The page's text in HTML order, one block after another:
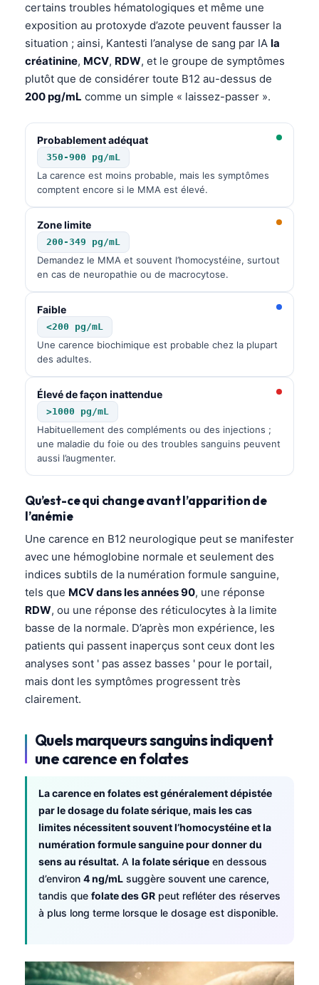
certains troubles hématologiques et même une
exposition au protoxyde d’azote peuvent fausser la
situation ; ainsi, Kantesti l’analyse de sang par IA la
créatinine, MCV, RDW, et le groupe de symptômes
plutôt que de considérer toute B12 au-dessus de
200 pg/mL comme un simple « laissez-passer ».
Probablement adéquat
350-900 pg/mL
La carence est moins probable, mais les symptômes
comptent encore si le MMA est élevé.
Zone limite
200-349 pg/mL
Demandez le MMA et souvent l’homocystéine, surtout
en cas de neuropathie ou de macrocytose.
Faible
<200 pg/mL
Une carence biochimique est probable chez la plupart
des adultes.
Élevé de façon inattendue
>1000 pg/mL
Habituellement des compléments ou des injections ;
une maladie du foie ou des troubles sanguins peuvent
aussi l’augmenter.
Qu’est-ce qui change avant l’apparition de
l’anémie
Une carence en B12 neurologique peut se manifester
avec une hémoglobine normale et seulement des
indices subtils de la numération formule sanguine,
tels que MCV dans les années 90, une réponse
RDW, ou une réponse des réticulocytes à la limite
basse de la normale. D’après mon expérience, les
patients qui passent inaperçus sont ceux dont les
analyses sont ' pas assez basses ' pour le portail,
mais dont les symptômes progressent très
clairement.
Quels marqueurs sanguins indiquent
une carence en folates
La carence en folates est généralement dépistée
par le dosage du folate sérique, mais les cas
limites nécessitent souvent l’homocystéine et la
numération formule sanguine pour donner du
sens au résultat. A la folate sérique en dessous
d’environ 4 ng/mL suggère souvent une carence,
tandis que folate des GR peut refléter des réserves
à plus long terme lorsque le dosage est disponible.